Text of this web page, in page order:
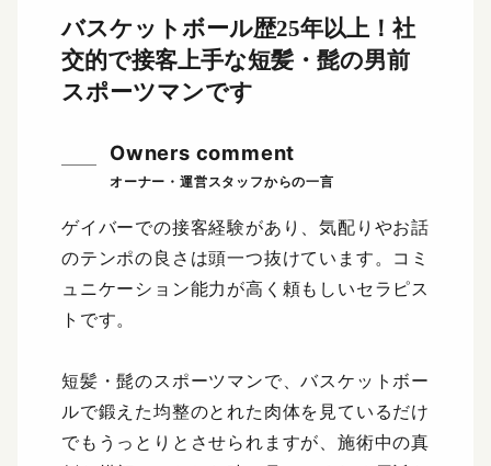
バスケットボール歴25年以上！社
交的で接客上手な短髪・髭の男前
スポーツマンです
Owners comment
ゲイバーでの接客経験があり、気配りやお話
のテンポの良さは頭一つ抜けています。コミ
ュニケーション能力が高く頼もしいセラピス
トです。
短髪・髭のスポーツマンで、バスケットボー
ルで鍛えた均整のとれた肉体を見ているだけ
でもうっとりとさせられますが、施術中の真